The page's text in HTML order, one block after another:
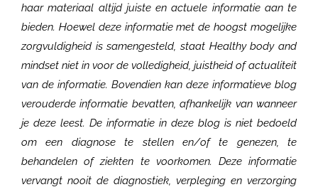
haar materiaal altijd juiste en actuele informatie aan te
bieden. Hoewel deze informatie met de hoogst mogelijke
zorgvuldigheid is samengesteld, staat Healthy body and
mindset niet in voor de volledigheid, juistheid of actualiteit
van de informatie. Bovendien kan deze informatieve blog
verouderde informatie bevatten, afhankelijk van wanneer
je deze leest. De informatie in deze blog is niet bedoeld
om een diagnose te stellen en/of te genezen, te
behandelen of ziekten te voorkomen. Deze informatie
vervangt nooit de diagnostiek, verpleging en verzorging